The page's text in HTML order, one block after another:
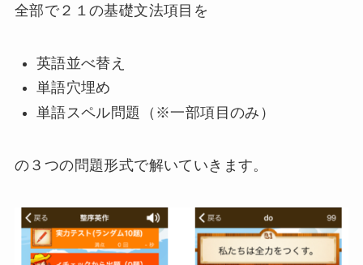
全部で２１の基礎文法項目を
英語並べ替え
単語穴埋め
単語スペル問題（※一部項目のみ）
の３つの問題形式で解いていきます。